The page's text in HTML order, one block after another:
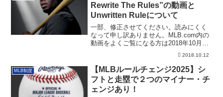
Rewrite The Rules”の動画と
Unwritten Ruleについて
一部、修正させてください。読みにくく
なって申し訳ありません。MLB.com内の
動画をよくご覧になる方は2018年10月
2018.10.12
MLB制度
【MLBルールチェンジ2025】シ
フトと走塁で２つのマイナー・チ
ェンジあり！